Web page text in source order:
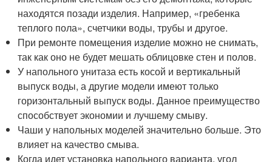
находятся позади изделия. Например, «гребенка
теплого пола», счетчики воды, трубы и другое.
При ремонте помещения изделие можно не снимать,
так как оно не будет мешать облицовке стен и полов.
У напольного унитаза есть косой и вертикальный
выпуск воды, а другие модели имеют только
горизонтальный выпуск воды. Данное преимущество
способствует экономии и лучшему смыву.
Чаши у напольных моделей значительно больше. Это
влияет на качество смыва.
Когда идет установка напольного варианта, угол